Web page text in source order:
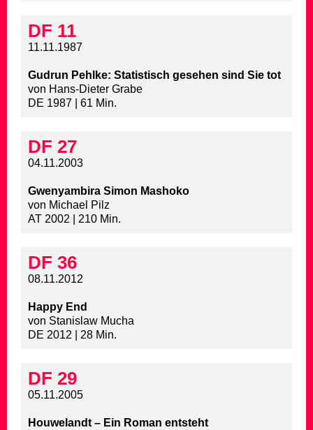
DF 11
11.11.1987
Gudrun Pehlke: Statistisch gesehen sind Sie tot
von Hans-Dieter Grabe
DE 1987 | 61 Min.
DF 27
04.11.2003
Gwenyambira Simon Mashoko
von Michael Pilz
AT 2002 | 210 Min.
DF 36
08.11.2012
Happy End
von Stanislaw Mucha
DE 2012 | 28 Min.
DF 29
05.11.2005
Houwelandt – Ein Roman entsteht